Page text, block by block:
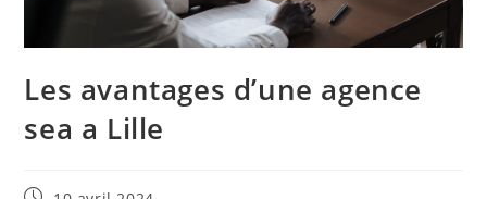
Les avantages d’une agence
sea a Lille